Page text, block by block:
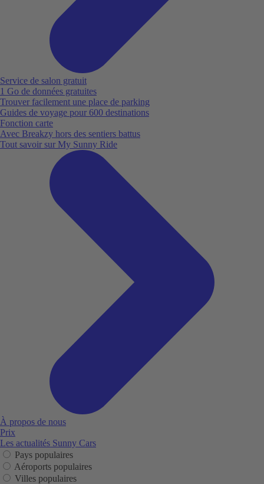
Service de salon gratuit
1 Go de données gratuites
Trouver facilement une place de parking
Guides de voyage pour 600 destinations
Fonction carte
Avec Breakzy hors des sentiers battus
Tout savoir sur My Sunny Ride
À propos de nous
Prix
Les actualités Sunny Cars
Pays populaires
Aéroports populaires
Villes populaires